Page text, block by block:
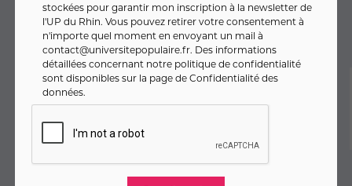
LANGUES
Allemand Anglais Arabe
Autres langues Chinois Coréen
VOIR
stockées pour garantir mon inscription à la newsletter de
l'UP du Rhin. Vous pouvez retirer votre consentement à
n'importe quel moment en envoyant un mail à
contact@universitepopulaire.fr. Des informations
détaillées concernant notre politique de confidentialité
sont disponibles sur la page deConfidentialité des
données.